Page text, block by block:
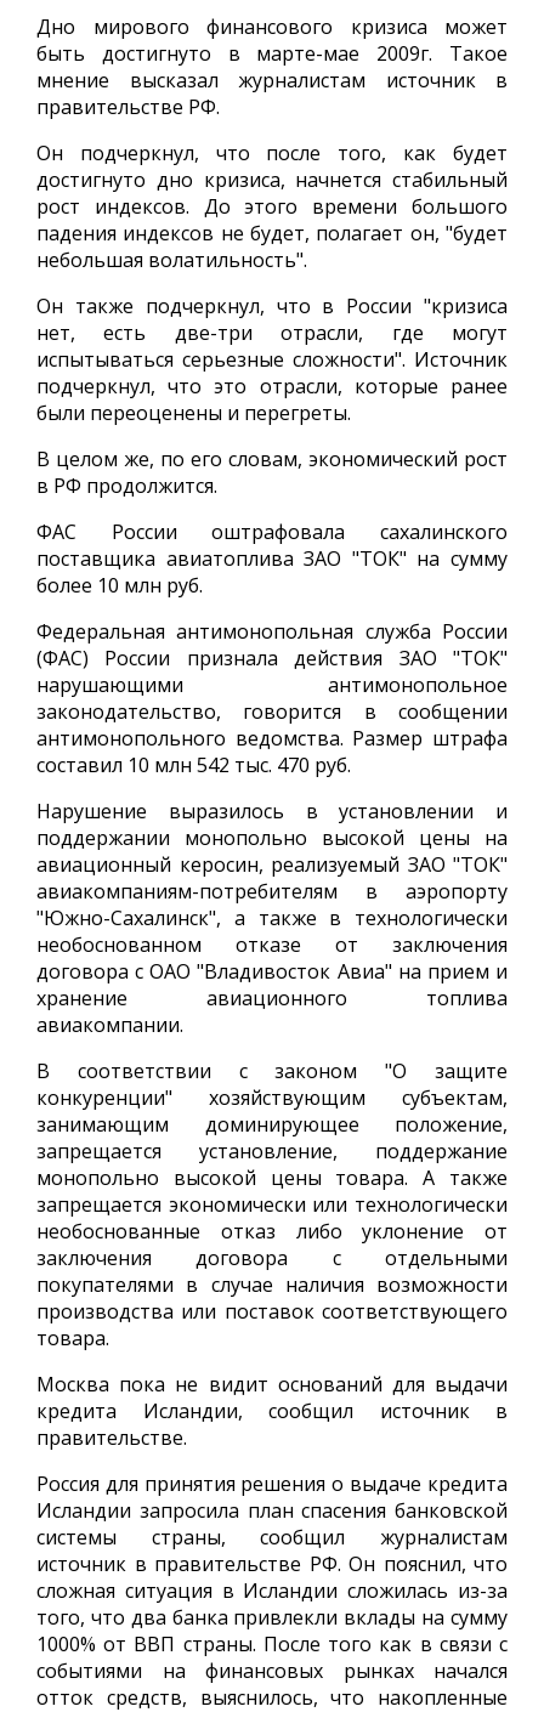
Дно мирового финансового кризиса может
быть достигнуто в марте-мае 2009г. Такое
мнение высказал журналистам источник в
правительстве РФ.
Он подчеркнул, что после того, как будет
достигнуто дно кризиса, начнется стабильный
рост индексов. До этого времени большого
падения индексов не будет, полагает он, "будет
небольшая волатильность".
Он также подчеркнул, что в России "кризиса
нет, есть две-три отрасли, где могут
испытываться серьезные сложности". Источник
подчеркнул, что это отрасли, которые ранее
были переоценены и перегреты.
В целом же, по его словам, экономический рост
в РФ продолжится.
ФАС России оштрафовала сахалинского
поставщика авиатоплива ЗАО "ТОК" на сумму
более 10 млн руб.
Федеральная антимонопольная служба России
(ФАС) России признала действия ЗАО "ТОК"
нарушающими антимонопольное
законодательство, говорится в сообщении
антимонопольного ведомства. Размер штрафа
составил 10 млн 542 тыс. 470 руб.
Нарушение выразилось в установлении и
поддержании монопольно высокой цены на
авиационный керосин, реализуемый ЗАО "ТОК"
авиакомпаниям-потребителям в аэропорту
"Южно-Сахалинск", а также в технологически
необоснованном отказе от заключения
договора с ОАО "Владивосток Авиа" на прием и
хранение авиационного топлива
авиакомпании.
В соответствии с законом "О защите
конкуренции" хозяйствующим субъектам,
занимающим доминирующее положение,
запрещается установление, поддержание
монопольно высокой цены товара. А также
запрещается экономически или технологически
необоснованные отказ либо уклонение от
заключения договора с отдельными
покупателями в случае наличия возможности
производства или поставок соответствующего
товара.
Москва пока не видит оснований для выдачи
кредита Исландии, сообщил источник в
правительстве.
Россия для принятия решения о выдаче кредита
Исландии запросила план спасения банковской
системы страны, сообщил журналистам
источник в правительстве РФ. Он пояснил, что
сложная ситуация в Исландии сложилась из-за
того, что два банка привлекли вклады на сумму
1000% от ВВП страны. После того как в связи с
событиями на финансовых рынках начался
отток средств, выяснилось, что накопленные